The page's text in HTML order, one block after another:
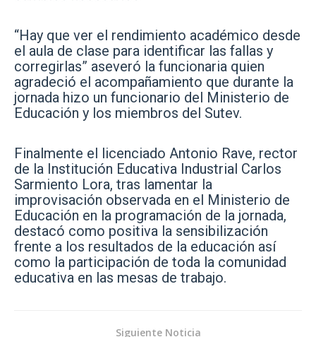
“Hay que ver el rendimiento académico desde
el aula de clase para identificar las fallas y
corregirlas” aseveró la funcionaria quien
agradeció el acompañamiento que durante la
jornada hizo un funcionario del Ministerio de
Educación y los miembros del Sutev.
Finalmente el licenciado Antonio Rave, rector
de la Institución Educativa Industrial Carlos
Sarmiento Lora, tras lamentar la
improvisación observada en el Ministerio de
Educación en la programación de la jornada,
destacó como positiva la sensibilización
frente a los resultados de la educación así
como la participación de toda la comunidad
educativa en las mesas de trabajo.
Siguiente Noticia